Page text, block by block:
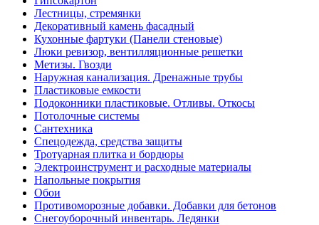
Лестницы, стремянки
Декоративный камень фасадный
Кухонные фартуки (Панели стеновые)
Люки ревизор, вентилляционные решетки
Метизы. Гвозди
Наружная канализация. Дренажные трубы
Пластиковые емкости
Подоконники пластиковые. Отливы. Откосы
Потолочные системы
Сантехника
Спецодежда, средства защиты
Тротуарная плитка и бордюры
Электроинструмент и расходные материалы
Напольные покрытия
Обои
Противоморозные добавки. Добавки для бетонов
Снегоуборочный инвентарь. Ледянки